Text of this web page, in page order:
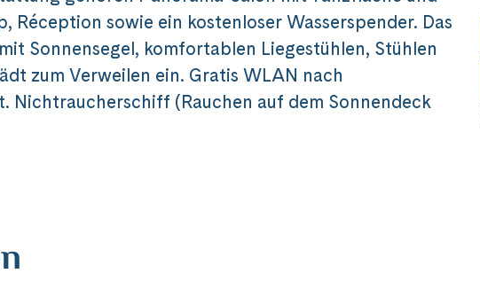
Réception sowie ein kostenloser Wasserspender. Das
Sonnensegel, komfortablen Liegestühlen, Stühlen
zum Verweilen ein. Gratis WLAN nach
Nichtraucherschiff (Rauchen auf dem Sonnendeck